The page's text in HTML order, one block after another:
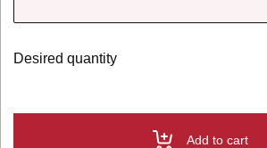
Desired quantity
Add to cart